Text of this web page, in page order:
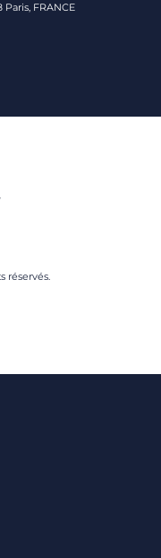
FRANCE
réservés.